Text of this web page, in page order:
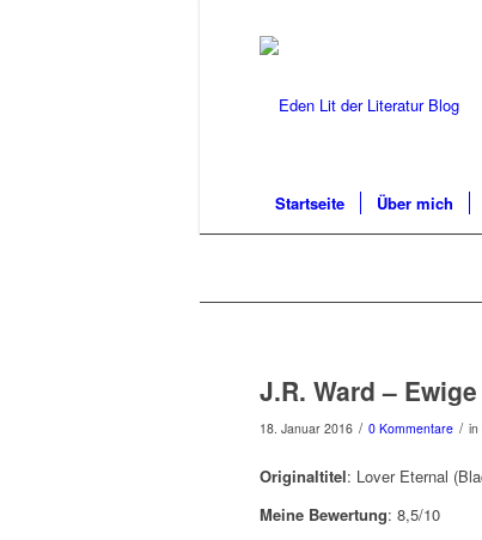
Startseite Über mich
J.R. Ward –
18. Januar 2016 / 0 Kommentare / in
Originaltitel: Lover Eternal
Meine Bewertung: 8,5/10